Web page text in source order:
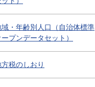
域・年齢別人口（自治体標準
ープンデータセット）
方税のしおり